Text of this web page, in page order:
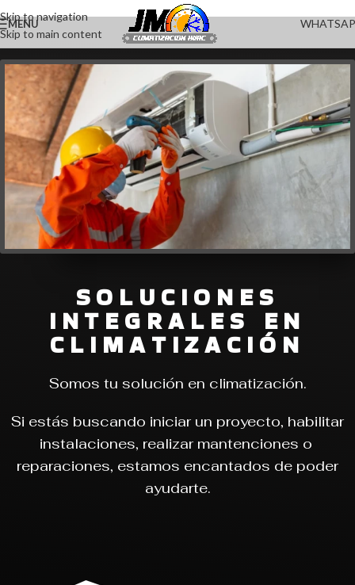
Skip to navigation
Skip to main content
MENU
SOLUCIONES
INTEGRALES EN
CLIMATIZACIÓN
Somos tu solución en climatización.
Si estás buscando iniciar un proyecto, habilitar
instalaciones, realizar mantenciones o
reparaciones, estamos encantados de poder
ayudarte.